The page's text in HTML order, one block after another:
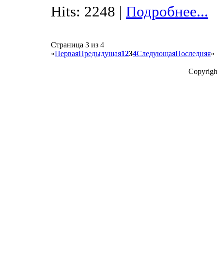
Hits: 2248 | Подробнее...
Страница 3 из 4
«ПерваяПредыдущая1234СледующаяПоследняя»